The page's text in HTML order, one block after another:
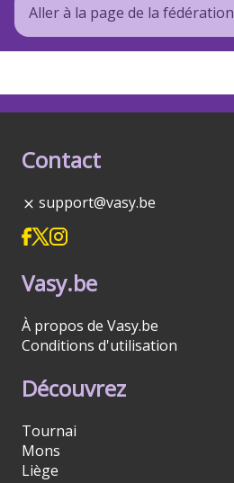
Aller à la page de la fédération
Contact
support@vasy.be
Vasy.be
À propos de Vasy.be
Conditions d'utilisation
Découvrez
Tournai
Mons
Liège